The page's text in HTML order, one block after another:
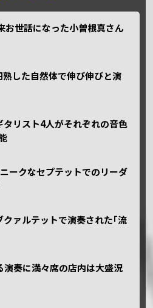
世話になった小曽根真さん
した自然体で伸び伸びと演
リスト4人がそれぞれの音色
ークなセプテットでのリーダ
ァルテットで演奏された｢流
演奏に満々席の店内は大盛況